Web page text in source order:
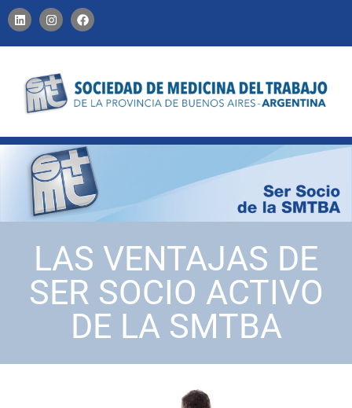
LAS VENTAJAS DE
SER SOCIO ACTIVO
DE LA SMTBA